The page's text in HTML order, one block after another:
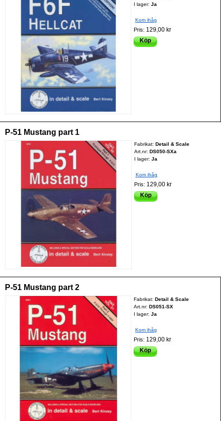
I lager: Ja
Kom ihåg
Pris: 129,00 kr
Köp
P-51 Mustang part 1
Fabrikat: Detail & Scale
Art.nr: DS050-SXa
I lager: Ja
Kom ihåg
Pris: 129,00 kr
Köp
P-51 Mustang part 2
Fabrikat:Detail & Scale
Art.nr:DS051-SX
I lager: Ja
Kom ihåg
Pris: 129,00 kr
Köp